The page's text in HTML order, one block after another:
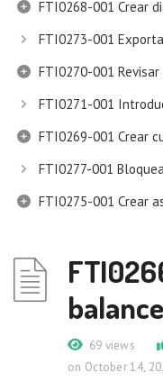
FTI0268-001 Crear
FTI0273-001
FTI0270-001
FTI0271-001
FTI0269-001 Crear
FTI0277-001
FTI0275-001 Crear
balance
69 views
on October 14,